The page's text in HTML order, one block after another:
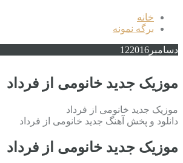
خانه
برگه نمونه
دسامبر 122016
موزیک جدید خانومی از فرداد
موزیک جدید خانومی از فرداد
دانلود و پخش آهنگ جدید خانومی از فرداد
موزیک جدید خانومی از فرداد